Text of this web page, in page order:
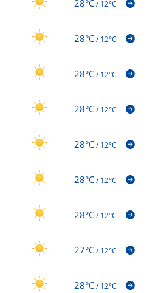
28°C/12°C
28°C/12°C
28°C/12°C
28°C/12°C
28°C/12°C
28°C/12°C
28°C/12°C
27°C/12°C
28°C/12°C